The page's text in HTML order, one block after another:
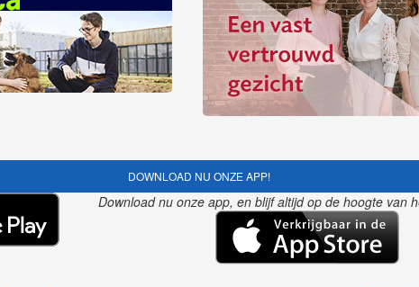
DOWNLOAD NU ONZE APP!
Download nu onze app, en blijf altijd op de hoogte van